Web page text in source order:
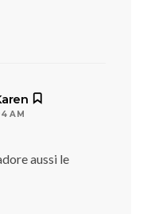
AM
aussi le